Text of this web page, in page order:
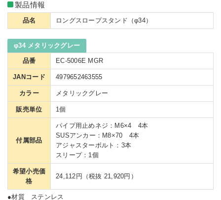
製品情報
品名 ロングスロープスタンド（φ34）
φ34 メタリックグレー
品番 EC-5006E MGR
JANコード 4979652463555
カラー メタリックグレー
販売単位 1個
付属部品
パイプ用止めネジ：M6×4 4本
SUSアンカー：M8×70 4本
アジャスターボルト：3本
スリープ：1個
希望小売価
格
24,112円（税抜 21,920円）
●材質 ステンレス